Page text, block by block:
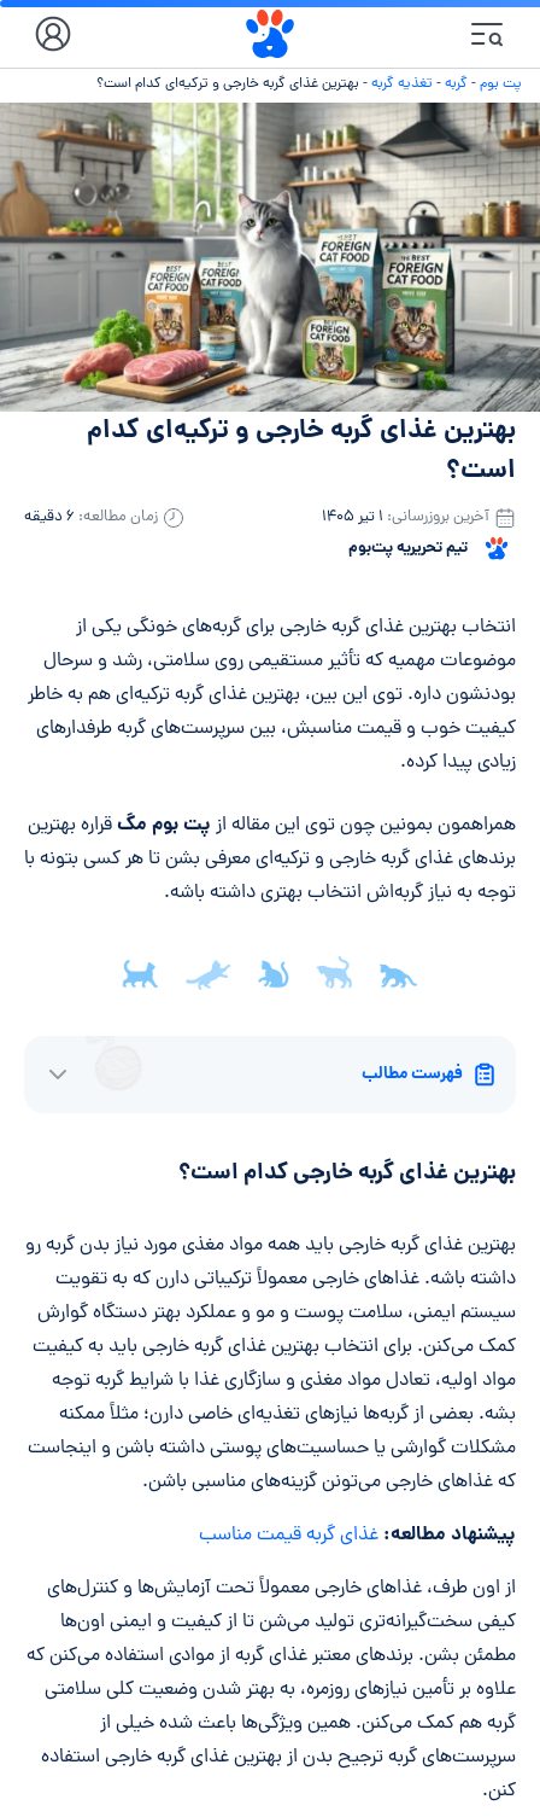
پت بوم-گربه- تغذیه گربه- بهترین غذای گربه خارجی و ترکیه‌ای کدام است؟
بهترین غذای گربه خارجی و ترکیه‌ای کدام
است؟
تیم تحریریه پت‌بوم
آخرین بروزرسانی: ۱ تیر ۱۴۰۵ زمان مطالعه: ۶ دقیقه
خلاصه مقاله
انتخاب بهترین غذای گربه خارجی برای گربه‌های خونگی یکی از
موضوعات مهمیه که تأثیر مستقیمی روی سلامتی، رشد و سرحال
بودنشون داره. توی این بین، بهترین غذای گربه ترکیه‌ای هم به خاطر
کیفیت خوب و قیمت مناسبش، بین سرپرست‌های گربه طرفدارهای
زیادی پیدا کرده.
همراهمون بمونین چون توی این مقاله از پت بوم مگقراره بهترین
برندهای غذای گربه خارجی و ترکیه‌ای معرفی بشن تا هر کسی بتونه با
توجه به نیاز گربه‌اش انتخاب بهتری داشته باشه.
فهرست مطالب
بهترین غذای گربه خارجی کدام است؟
بهترین غذای گربه خارجی باید همه مواد مغذی مورد نیاز بدن گربه رو
داشته باشه. غذاهای خارجی معمولاً ترکیباتی دارن که به تقویت
سیستم ایمنی، سلامت پوست و مو و عملکرد بهتر دستگاه گوارش
کمک می‌کنن. برای انتخاب بهترین غذای گربه خارجی باید به کیفیت
مواد اولیه، تعادل مواد مغذی و سازگاری غذا با شرایط گربه توجه
بشه. بعضی از گربه‌ها نیازهای تغذیه‌ای خاصی دارن؛ مثلاً ممکنه
مشکلات گوارشی یا حساسیت‌های پوستی داشته باشن و اینجاست
که غذاهای خارجی می‌تونن گزینه‌های مناسبی باشن.
پیشنهاد مطالعه: غذای گربه قیمت مناسب
از اون طرف، غذاهای خارجی معمولاً تحت آزمایش‌ها و کنترل‌های
کیفی سخت‌گیرانه‌تری تولید می‌شن تا از کیفیت و ایمنی اون‌ها
مطمئن بشن. برندهای معتبر غذای گربه از موادی استفاده می‌کنن که
علاوه بر تأمین نیازهای روزمره، به بهتر شدن وضعیت کلی سلامتی
گربه هم کمک می‌کنن. همین ویژگی‌ها باعث شده خیلی از
سرپرست‌های گربه ترجیح بدن از بهترین غذای گربه خارجی استفاده
کنن.